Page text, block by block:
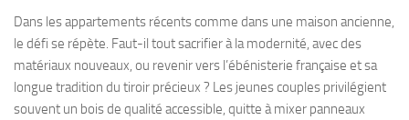
Dans les appartements récents comme dans une maison ancienne,
le défi se répète. Faut-il tout sacrifier à la modernité, avec des
matériaux nouveaux, ou revenir vers l’ébénisterie française et sa
longue tradition du tiroir précieux ? Les jeunes couples privilégient
souvent un bois de qualité accessible, quitte à mixer panneaux